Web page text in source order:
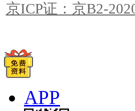
京ICP证：京B2-
APP